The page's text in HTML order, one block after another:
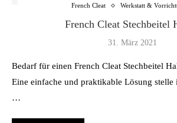
French Cleat Werkstatt &
French Cleat Stechbeitel
31. März 2021
Bedarf für einen French Cleat Stechbeitel
Eine einfache und praktikable Lösung stelle
…